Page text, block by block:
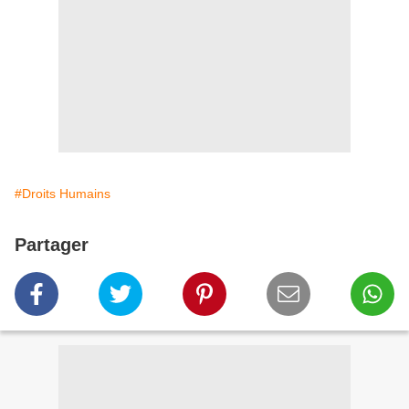
#Droits Humains
Partager